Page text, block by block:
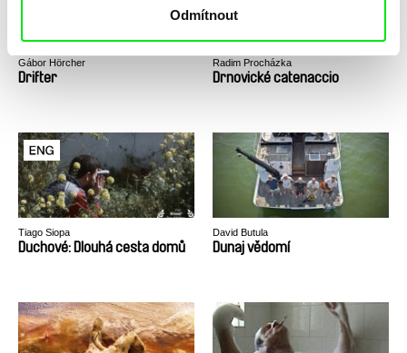
Odmítnout
Gábor Hörcher
Drifter
Radim Procházka
Drnovické catenaccio
Tiago Siopa
Duchové: Dlouhá cesta domů
David Butula
Dunaj vědomí